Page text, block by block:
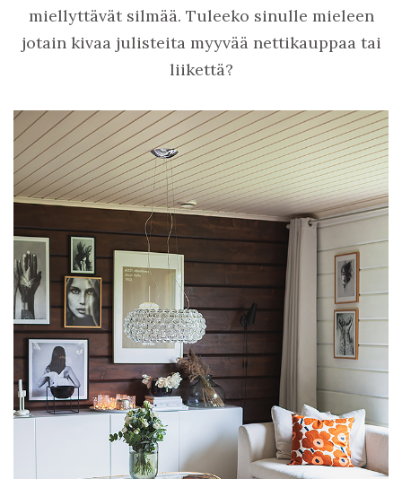
miellyttävät silmää. Tuleeko sinulle mieleen
jotain kivaa julisteita myyvää nettikauppaa tai
liikettä?